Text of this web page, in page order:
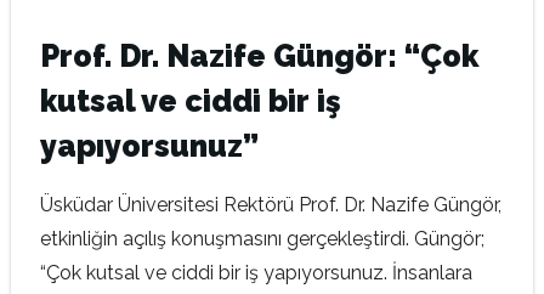
Prof. Dr. Nazife Güngör: “Çok
kutsal ve ciddi bir iş
yapıyorsunuz”
Üsküdar Üniversitesi Rektörü Prof. Dr. Nazife Güngör,
etkinliğin açılış konuşmasını gerçekleştirdi. Güngör;
“Çok kutsal ve ciddi bir iş yapıyorsunuz. İnsanlara